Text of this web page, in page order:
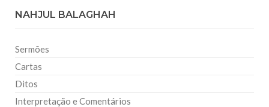
NAHJUL BALAGHAH
Sermões
Cartas
Ditos
Interpretação e Comentários